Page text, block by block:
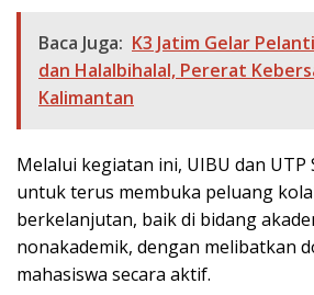
Baca Juga: K3 Jatim Gelar
dan Halalbihalal, Pererat
Kalimantan
Melalui kegiatan ini, UIBU dan
untuk terus membuka peluang
berkelanjutan, baik di bidang
nonakademik, dengan melibatkan
mahasiswa secara aktif.